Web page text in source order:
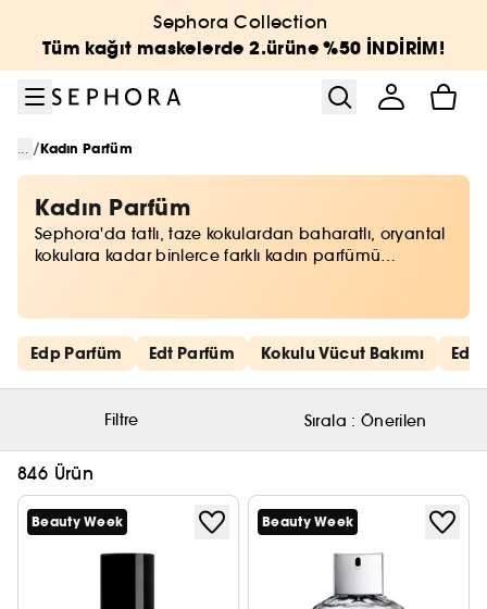
Sephora Collection
Tüm kağıt maskelerde 2.ürüne %50 İNDİRİM!
... /Kadın Parfüm
Kadın Parfüm
Sephora'da tatlı, taze kokulardan baharatlı, oryantal
kokulara kadar binlerce farklı kadın parfümü
göre farklı kadın parfümlerini tercih edebilirsiniz.
Hızlı bağlantıları atla
Edp Parfüm Edt Parfüm Kokulu Vücut Bakımı Edc
Filtre Sırala : Önerilen
846 Ürün
Beauty Week Beauty Week